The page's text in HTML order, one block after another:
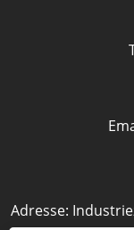
Adresse: